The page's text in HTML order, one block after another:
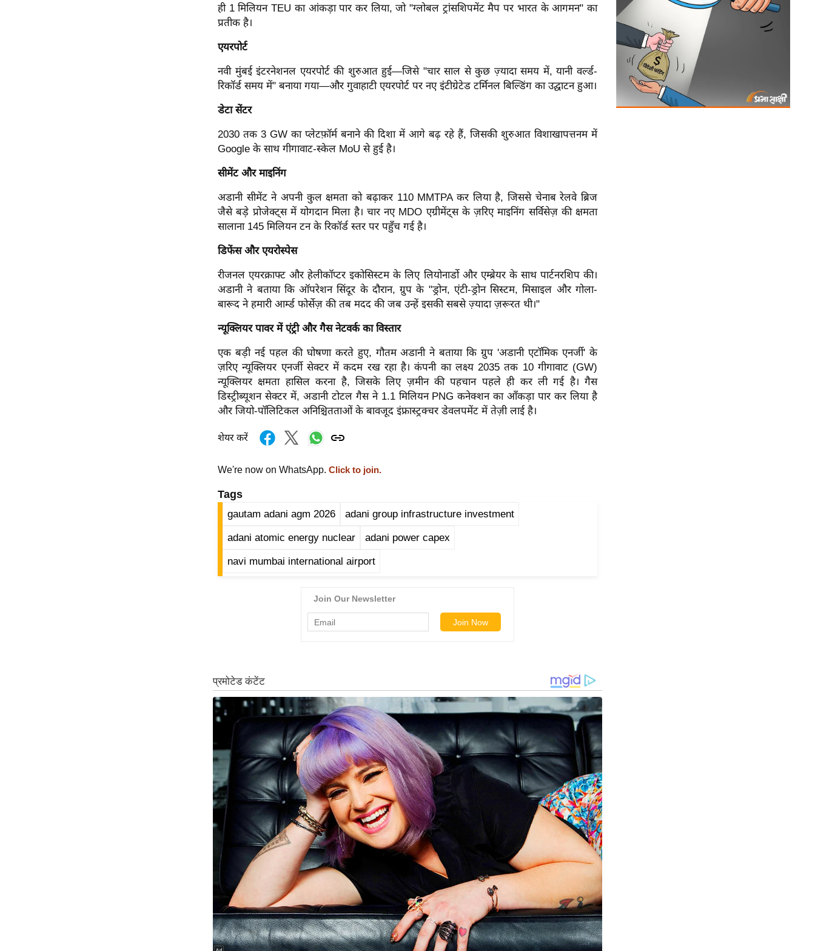
ही 1 मिलियन TEU का आंकड़ा पार कर लिया, जो "ग्लोबल ट्रांसशिपमेंट मैप पर भारत के आगमन" का
प्रतीक है।
एयरपोर्ट
नवी मुंबई इंटरनेशनल एयरपोर्ट की शुरुआत हुई—जिसे "चार साल से कुछ ज़्यादा समय में, यानी वर्ल्ड-
रिकॉर्ड समय में" बनाया गया—और गुवाहाटी एयरपोर्ट पर नए इंटीग्रेटेड टर्मिनल बिल्डिंग का उद्घाटन हुआ।
डेटा सेंटर
2030 तक 3 GW का प्लेटफ़ॉर्म बनाने की दिशा में आगे बढ़ रहे हैं, जिसकी शुरुआत विशाखापत्तनम में
Google के साथ गीगावाट-स्केल MoU से हुई है।
सीमेंट और माइनिंग
अडानी सीमेंट ने अपनी कुल क्षमता को बढ़ाकर 110 MMTPA कर लिया है, जिससे चेनाब रेलवे ब्रिज
जैसे बड़े प्रोजेक्ट्स में योगदान मिला है। चार नए MDO एग्रीमेंट्स के ज़रिए माइनिंग सर्विसेज़ की क्षमता
सालाना 145 मिलियन टन के रिकॉर्ड स्तर पर पहुँच गई है।
डिफेंस और एयरोस्पेस
रीजनल एयरक्राफ्ट और हेलीकॉप्टर इकोसिस्टम के लिए लियोनार्डो और एम्ब्रेयर के साथ पार्टनरशिप की।
अडानी ने बताया कि ऑपरेशन सिंदूर के दौरान, ग्रुप के "ड्रोन, एंटी-ड्रोन सिस्टम, मिसाइल और गोला-
बारूद ने हमारी आर्म्ड फोर्सेज़ की तब मदद की जब उन्हें इसकी सबसे ज़्यादा ज़रूरत थी।"
न्यूक्लियर पावर में एंट्री और गैस नेटवर्क का विस्तार
एक बड़ी नई पहल की घोषणा करते हुए, गौतम अडानी ने बताया कि ग्रुप 'अडानी एटॉमिक एनर्जी' के
ज़रिए न्यूक्लियर एनर्जी सेक्टर में कदम रख रहा है। कंपनी का लक्ष्य 2035 तक 10 गीगावाट (GW)
न्यूक्लियर क्षमता हासिल करना है, जिसके लिए ज़मीन की पहचान पहले ही कर ली गई है। गैस
डिस्ट्रीब्यूशन सेक्टर में, अडानी टोटल गैस ने 1.1 मिलियन PNG कनेक्शन का आँकड़ा पार कर लिया है
और जियो-पॉलिटिकल अनिश्चितताओं के बावजूद इंफ्रास्ट्रक्चर डेवलपमेंट में तेज़ी लाई है।
शेयर करें
We're now on WhatsApp. Click to join.
Tags
gautam adani agm 2026 adani group infrastructure investment
adani atomic energy nuclear adani power capex
navi mumbai international airport